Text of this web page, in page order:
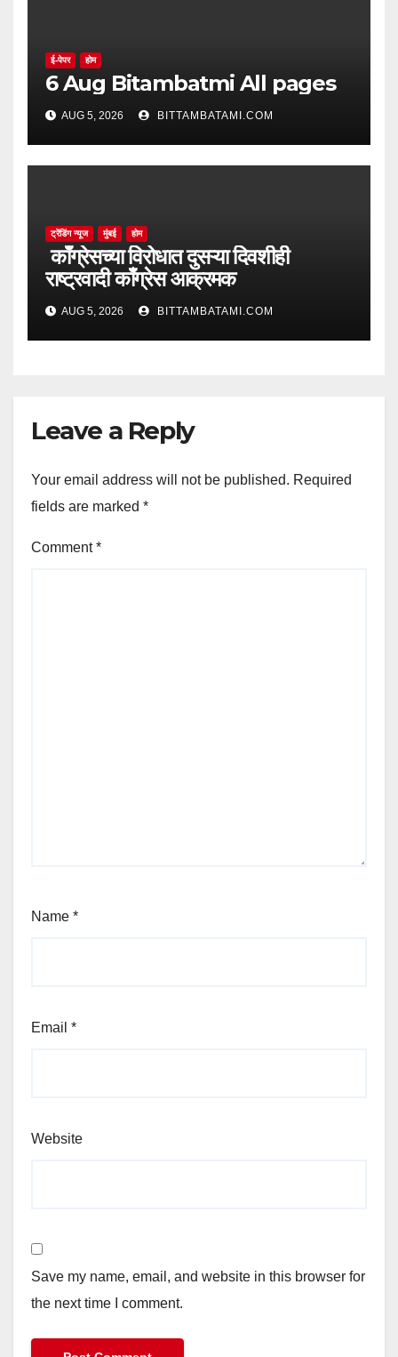
ई-पेपर होम
6 Aug Bitambatmi All pages
AUG 5, 2026 BITTAMBATAMI.COM
ट्रेंडिंग न्यूज मुंबई होम
काँग्रेसच्या विरोधात दुसऱ्या दिवशीही
राष्ट्रवादी काँग्रेस आक्रमक
AUG 5, 2026 BITTAMBATAMI.COM
Leave a Reply
Your email address will not be published. Required
fields are marked *
Comment*
Name *
Email *
Website
Save my name, email, and website in this browser for
the next time I comment.